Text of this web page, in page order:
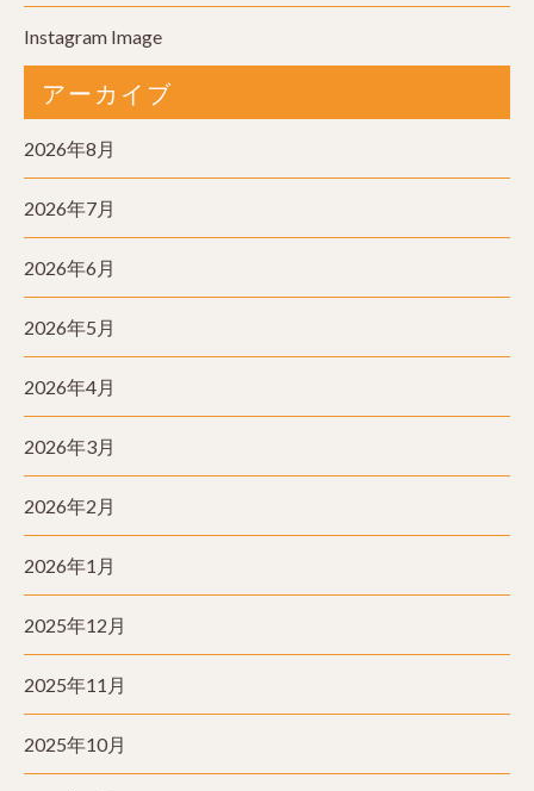
Instagram Image
アーカイブ
2026年8月
2026年7月
2026年6月
2026年5月
2026年4月
2026年3月
2026年2月
2026年1月
2025年12月
2025年11月
2025年10月